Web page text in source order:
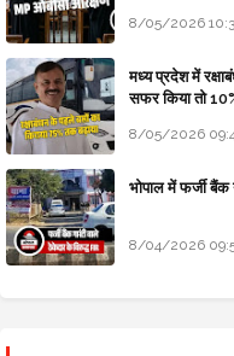
8/05/2026
मध्य प्रदेश में
सफर किया तो
8/05/2026
भोपाल में फर्जी बैंक
8/04/2026